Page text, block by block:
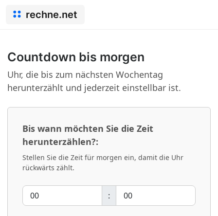
rechne.net
Countdown bis morgen
Uhr, die bis zum nächsten Wochentag
herunterzählt und jederzeit einstellbar ist.
Bis wann möchten Sie die Zeit
herunterzählen?:
Stellen Sie die Zeit für morgen ein, damit die Uhr
rückwärts zählt.
: